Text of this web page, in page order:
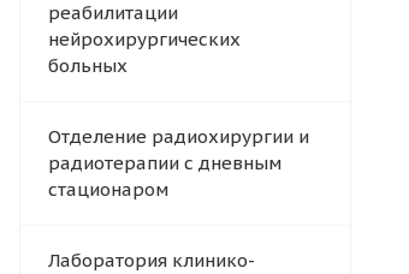
реабилитации
нейрохирургических
больных
Отделение радиохирургии и
радиотерапии с дневным
стационаром
Лаборатория клинико-